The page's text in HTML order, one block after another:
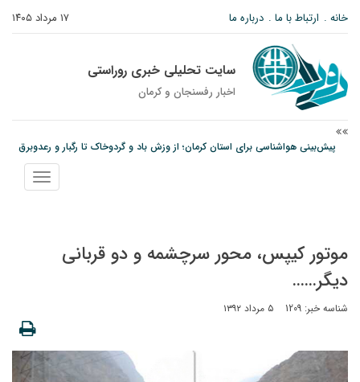
۱۷ مرداد ۱۴۰۵ خانه ارتباط با ما درباره ما
سایت تحلیلی خبری روراستی
اخبار رفسنجان و كرمان
پیش‌بینی هواشناسی برای استان کرمان؛ از وزش باد و گردوخاک تا رگبار و رعدوبرق
پیام رئیس کل دادگستری استان کرمان به مناسبت ۱۷ مردادماه سالروز شهادت شهید
نمایش
منو
موتور کیپس، محور سرچشمه و دو قربانی
دیگر……
شناسه خبر: 1209 ۵ مرداد ۱۳۹۲